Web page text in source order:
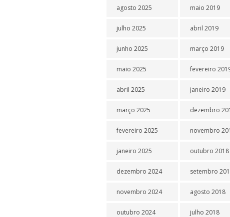
agosto 2025
julho 2025
junho 2025
maio 2025
abril 2025
março 2025
fevereiro 2025
janeiro 2025
dezembro 2024
novembro 2024
outubro 2024
maio 2019
abril 2019
março 2019
fevereiro
janeiro 2019
dezembro
novembro
outubro 2018
setembro
agosto 2018
julho 2018